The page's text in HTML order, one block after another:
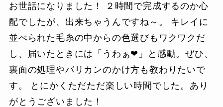
お世話になりました！ ２時間で完成するのか心
配でしたが、出来ちゃうんですね～。 キレイに
並べられた毛糸の中からの色選びもワクワクだ
し、届いたときには「うわぁ❤」と感動。ぜひ、
裏面の処理やバリカンのかけ方も教わりたいで
す。 とにかくただただ楽しい時間でした。あり
がとうございました！